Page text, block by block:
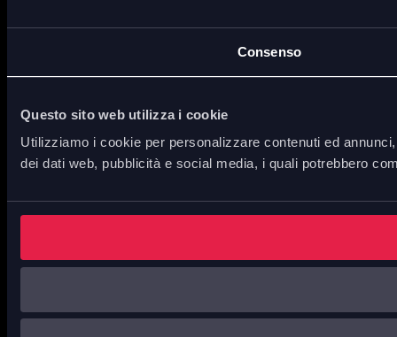
Consenso
Questo sito web utilizza i cookie
Utilizziamo i cookie per personalizzare contenuti ed
dei dati web, pubblicità e social media, i quali potrebbero